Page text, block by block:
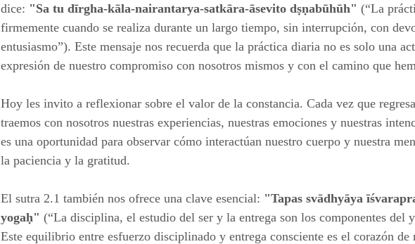
dice: "Sa tu dīrgha-kāla-nairantarya-satkāra-āsevito dṣṇabūhūh" (“La
firmemente cuando se realiza durante un largo tiempo, sin interrupción, con
entusiasmo”). Este mensaje nos recuerda que la práctica diaria no es solo una
expresión de nuestro compromiso con nosotros mismos y con el camino que
Hoy les invito a reflexionar sobre el valor de la constancia. Cada vez que
traemos con nosotros nuestras experiencias, nuestras emociones y nuestras
es una oportunidad para observar cómo interactúan nuestro cuerpo y nuestra
la paciencia y la gratitud.
El sutra 2.1 también nos ofrece una clave esencial: "Tapas svādhyāya
yogaḥ" (“La disciplina, el estudio del ser y la entrega son los componentes del
Este equilibrio entre esfuerzo disciplinado y entrega consciente es el corazón de